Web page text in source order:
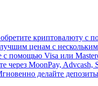
криптовалюту с
ценам с
с помощью Visa или
через MoonPay, Advcash,
делайте